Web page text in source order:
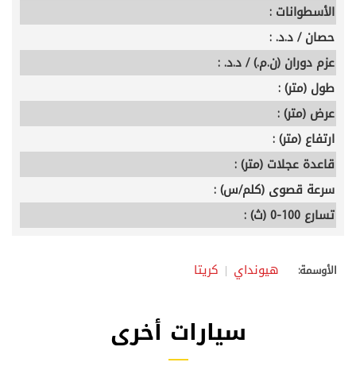
الأسطوانات :
حصان / د.د. :
عزم دوران (ن.م.) / د.د. :
طول (متر) :
عرض (متر) :
ارتفاع (متر) :
قاعدة عجلات (متر) :
سرعة قصوى (كلم/س) :
تسارع 100-0 (ث) :
الأوسمة: هيونداي كريتا
سيارات أخرى